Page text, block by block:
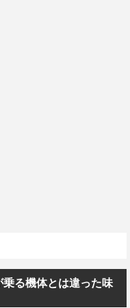
乗る機体とは違った味